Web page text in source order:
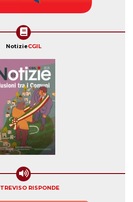
NotizieCGIL
TREVISO RISPONDE